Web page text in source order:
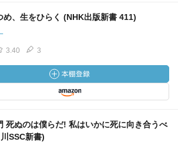
め、生をひらく (NHK出版新書 411)
3.40 3
死ぬのは僕らだ! 私はいかに死に向き合うべ
SSC新書)